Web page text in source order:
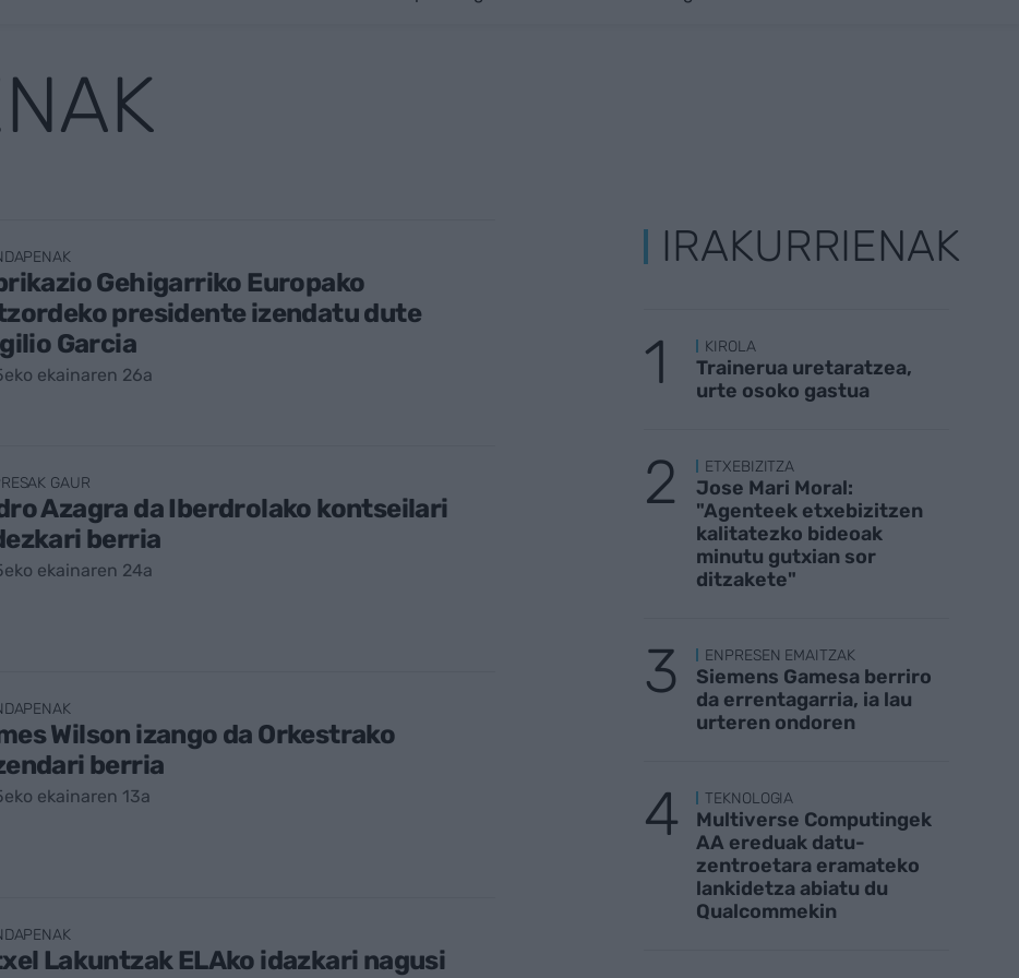
Gehigarriko Europako
presidente izendatu dute
Garcia
ekainaren 26a
GAUR
Azagra da Iberdrolako kontseilari
berria
ekainaren 24a
Wilson izango da Orkestrako
berria
ekainaren 13a
Lakuntzak ELAko idazkari nagusi
IRAKURRIENAK
KIROLA
Trainerua uretaratzea,
urte osoko gastua
ETXEBIZITZA
Jose Mari Moral:
"Agenteek etxebizitzen
kalitatezko bideoak
minutu gutxian sor
ditzakete"
ENPRESEN EMAITZAK
Siemens Gamesa berriro
da errentagarria, ia lau
urteren ondoren
TEKNOLOGIA
Multiverse Computingek
AA ereduak datu-
zentroetara eramateko
lankidetza abiatu du
Qualcommekin